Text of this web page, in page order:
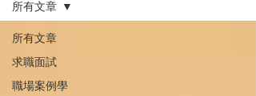
所有文章
求職面試
職場案例學
所有文章